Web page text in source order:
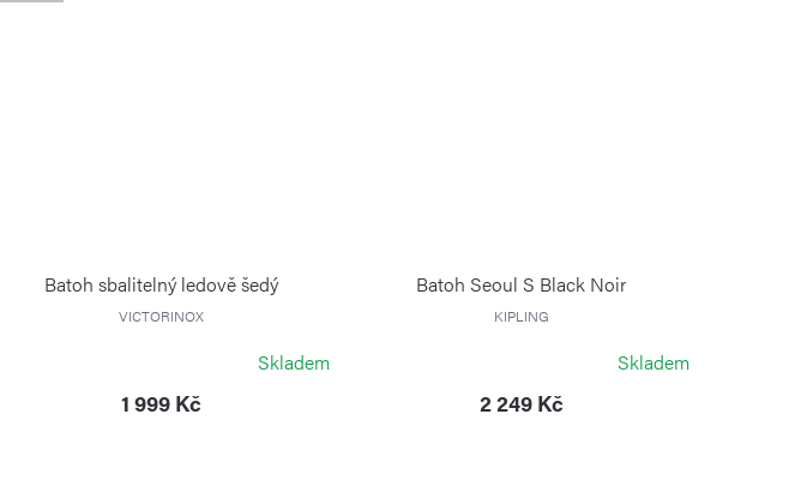
Batoh sbalitelný ledově šedý
VICTORINOX
Skladem
1 999 Kč
Batoh Seoul S Black Noir
KIPLING
Skladem
2 249 Kč